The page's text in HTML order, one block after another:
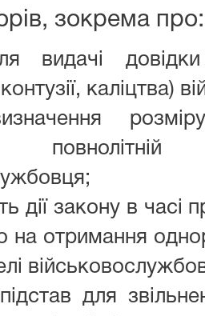
зокрема про:
видачі
каліцтва)
дії закону в часі
на отримання
підстав для